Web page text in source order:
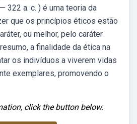
322 a. c. ) é uma teoria da
que os princípios éticos estão
ou melhor, pelo caráter
a finalidade da ética na
os indivíduos a viverem vidas
exemplares, promovendo o
click the button below.